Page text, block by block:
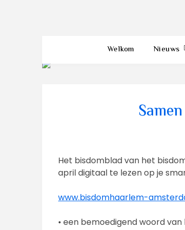
Welkom Nieuws
Het bisdomblad van het
april digitaal te lezen op je
www.bisdomhaarlem-
• een bemoedigend woord